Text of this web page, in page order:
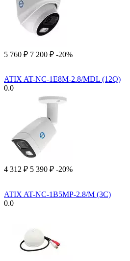
5 760 ₽ 7 200 ₽ -20%
ATIX AT-NC-1E8M-2.8/MDL (12Q)
0.0
4 312 ₽ 5 390 ₽ -20%
ATIX AT-NC-1B5MP-2.8/M (3C)
0.0